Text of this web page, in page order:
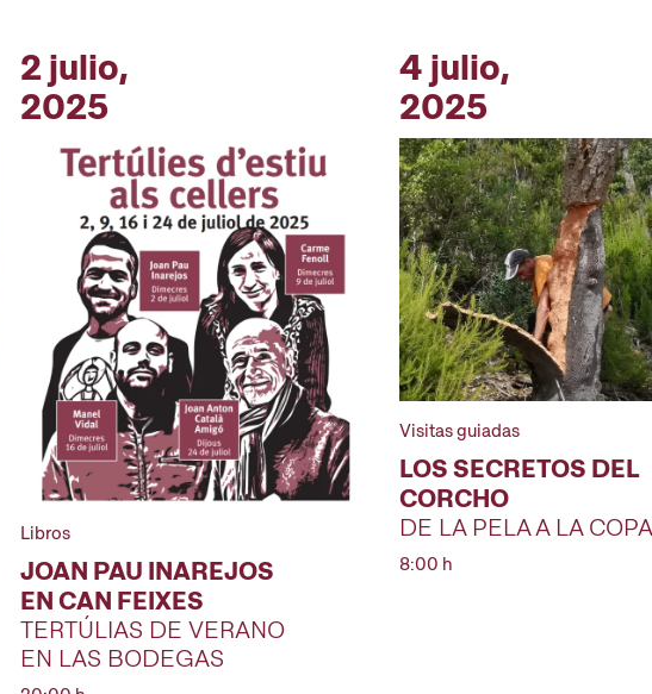
2 julio,
2025
Libros
JOAN PAU INAREJOS
EN CAN FEIXES
TERTÚLIAS DE VERANO
EN LAS BODEGAS
4 julio,
2025
Visitas guiadas
LOS SECRETOS DEL
CORCHO
DE LA PELA A LA COPA
8:00 h